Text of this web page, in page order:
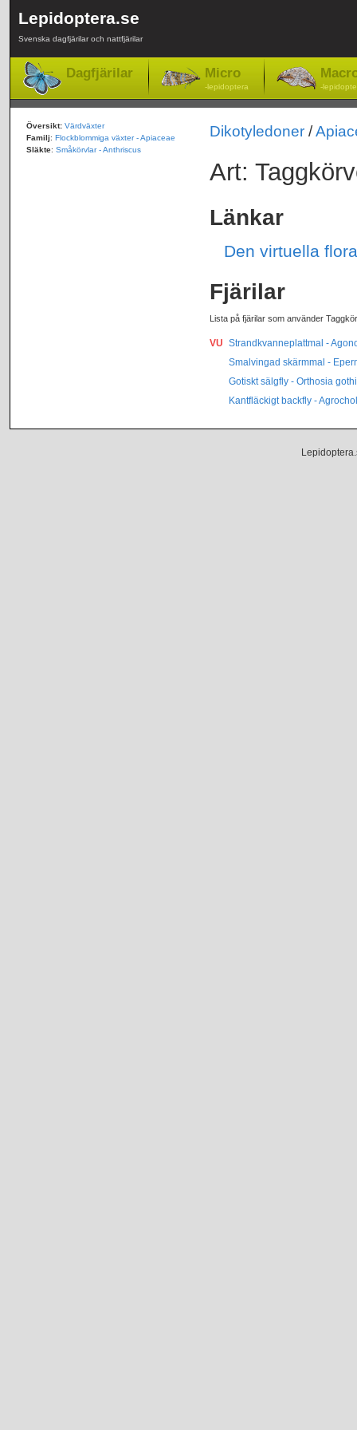
Lepidoptera.se
Svenska dagfjärilar och nattfjärilar
Dagfjärilar Micro
-lepidoptera -
Dikotyledoner/
Art:
Länkar
Den virtuella
Fjärilar
Lista på fjärilar som använder
VU Strandkvanneplattmal -
Smalvingad skärmmal -
Gotiskt sälgfly - Orthosia
Kantfläckigt backfly -
Översikt: Värdväxter
Familj: Flockblommiga växter - Apiaceae
Släkte: Småkörvlar - Anthriscus